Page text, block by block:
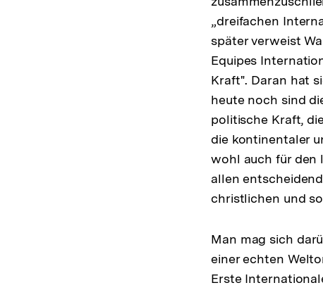
„dreifachen
später verweist
Equipes
Kraft". Daran hat
heute noch sind
politische Kraft,
die kontinentaler
wohl auch für den
allen
christlichen und
Man mag sich
einer echten
Erste